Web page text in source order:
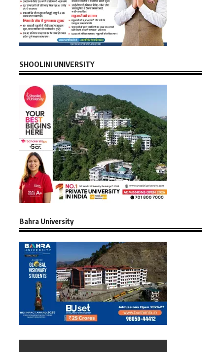
SHOOLINI UNIVERSITY
Bahra University